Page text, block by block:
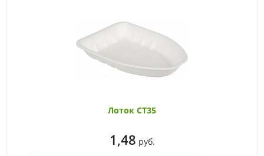
Лоток СТ35
1,48 руб.